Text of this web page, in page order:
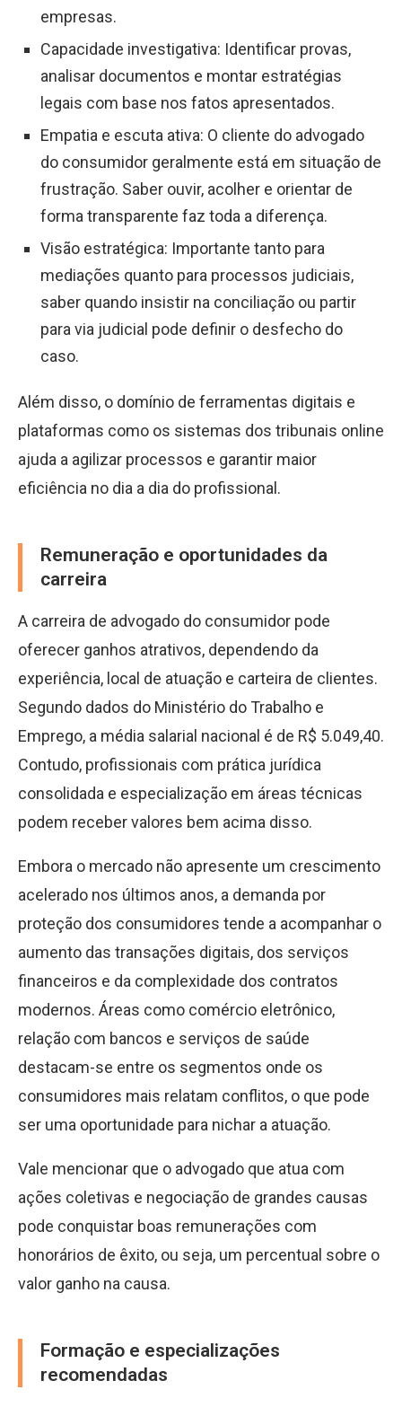
empresas.
Capacidade investigativa: Identificar provas,
analisar documentos e montar estratégias
legais com base nos fatos apresentados.
Empatia e escuta ativa: O cliente do advogado
do consumidor geralmente está em situação de
frustração. Saber ouvir, acolher e orientar de
forma transparente faz toda a diferença.
Visão estratégica: Importante tanto para
mediações quanto para processos judiciais,
saber quando insistir na conciliação ou partir
para via judicial pode definir o desfecho do
caso.
Além disso, o domínio de ferramentas digitais e
plataformas como os sistemas dos tribunais online
ajuda a agilizar processos e garantir maior
eficiência no dia a dia do profissional.
Remuneração e oportunidades da
carreira
A carreira de advogado do consumidor pode
oferecer ganhos atrativos, dependendo da
experiência, local de atuação e carteira de clientes.
Segundo dados do Ministério do Trabalho e
Emprego, a média salarial nacional é de R$ 5.049,40.
Contudo, profissionais com prática jurídica
consolidada e especialização em áreas técnicas
podem receber valores bem acima disso.
Embora o mercado não apresente um crescimento
acelerado nos últimos anos, a demanda por
proteção dos consumidores tende a acompanhar o
aumento das transações digitais, dos serviços
financeiros e da complexidade dos contratos
modernos. Áreas como comércio eletrônico,
relação com bancos e serviços de saúde
destacam-se entre os segmentos onde os
consumidores mais relatam conflitos, o que pode
ser uma oportunidade para nichar a atuação.
Vale mencionar que o advogado que atua com
ações coletivas e negociação de grandes causas
pode conquistar boas remunerações com
honorários de êxito, ou seja, um percentual sobre o
valor ganho na causa.
Formação e especializações
recomendadas